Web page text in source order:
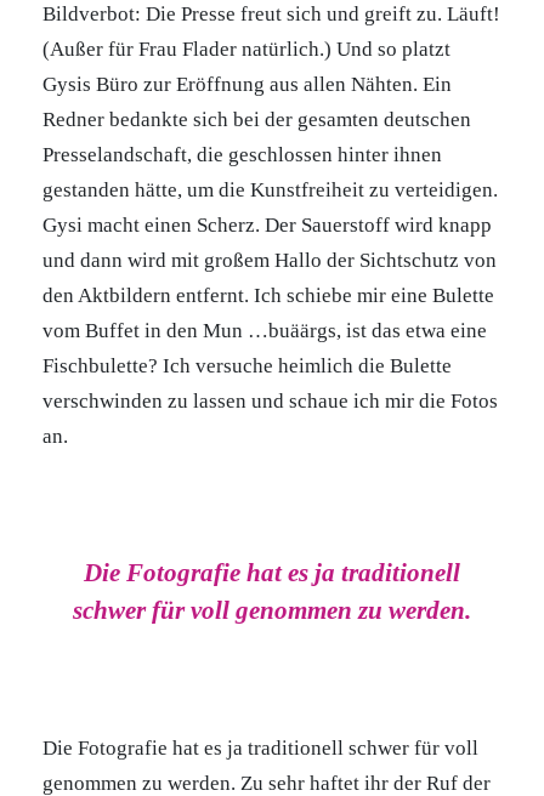
Bildverbot: Die Presse freut sich und greift zu. Läuft!
(Außer für Frau Flader natürlich.) Und so platzt
Gysis Büro zur Eröffnung aus allen Nähten. Ein
Redner bedankte sich bei der gesamten deutschen
Presselandschaft, die geschlossen hinter ihnen
gestanden hätte, um die Kunstfreiheit zu verteidigen.
Gysi macht einen Scherz. Der Sauerstoff wird knapp
und dann wird mit großem Hallo der Sichtschutz von
den Aktbildern entfernt. Ich schiebe mir eine Bulette
vom Buffet in den Mun …buäärgs, ist das etwa eine
Fischbulette? Ich versuche heimlich die Bulette
verschwinden zu lassen und schaue ich mir die Fotos
an.
Die Fotografie hat es ja traditionell
schwer für voll genommen zu werden.
Die Fotografie hat es ja traditionell schwer für voll
genommen zu werden. Zu sehr haftet ihr der Ruf der